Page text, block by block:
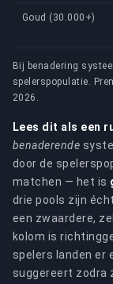
Bij benadering
spelerspopulatie.
2026.
Goud (30.000+)
Lees dit als een
benaderende
door de
matchen — het is
drie pools zijn
een zwaardere,
kolom is
spelers landen er
suggereert zodra